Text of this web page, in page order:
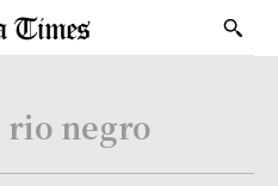
rio negro